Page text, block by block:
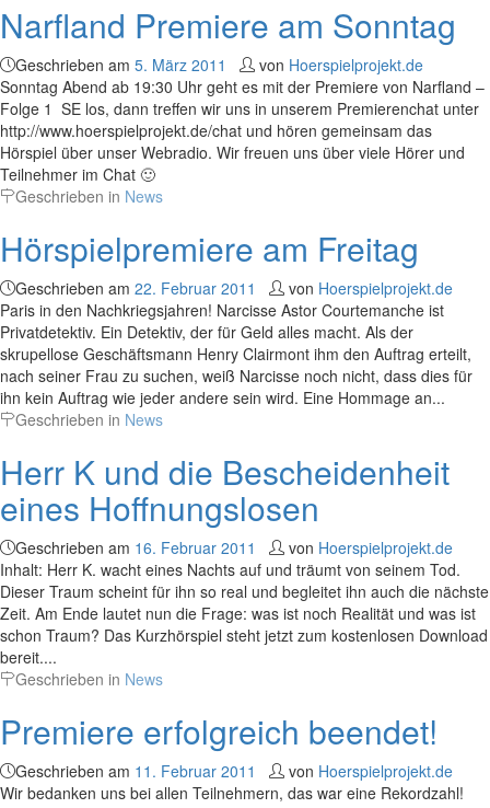
Narfland Premiere am Sonntag
Geschrieben am 5. März 2011 von Hoerspielprojekt.de
Sonntag Abend ab 19:30 Uhr geht es mit der Premiere von Narfland –
Folge 1 SE los, dann treffen wir uns in unserem Premierenchat unter
http://www.hoerspielprojekt.de/chat und hören gemeinsam das
Hörspiel über unser Webradio. Wir freuen uns über viele Hörer und
Teilnehmer im Chat 🙂
Geschrieben in News
Hörspielpremiere am Freitag
Geschrieben am 22. Februar 2011 von Hoerspielprojekt.de
Paris in den Nachkriegsjahren! Narcisse Astor Courtemanche ist
Privatdetektiv. Ein Detektiv, der für Geld alles macht. Als der
skrupellose Geschäftsmann Henry Clairmont ihm den Auftrag erteilt,
nach seiner Frau zu suchen, weiß Narcisse noch nicht, dass dies für
ihn kein Auftrag wie jeder andere sein wird. Eine Hommage an...
Geschrieben in News
Herr K und die Bescheidenheit
eines Hoffnungslosen
Geschrieben am 16. Februar 2011 von Hoerspielprojekt.de
Inhalt: Herr K. wacht eines Nachts auf und träumt von seinem Tod.
Dieser Traum scheint für ihn so real und begleitet ihn auch die nächste
Zeit. Am Ende lautet nun die Frage: was ist noch Realität und was ist
schon Traum? Das Kurzhörspiel steht jetzt zum kostenlosen Download
bereit....
Geschrieben in News
Premiere erfolgreich beendet!
Geschrieben am 11. Februar 2011 von Hoerspielprojekt.de
Wir bedanken uns bei allen Teilnehmern, das war eine Rekordzahl!